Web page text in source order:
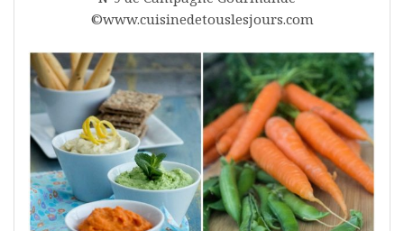
©www.cuisinedetouslesjours.com